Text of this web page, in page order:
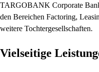
TARGOBANK Corporate
den Bereichen Factoring,
weitere Tochtergesellschaften.
Vielseitige